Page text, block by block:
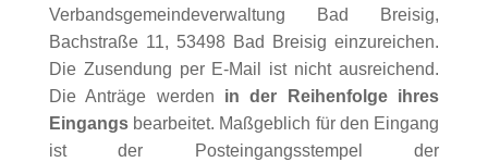
Verbandsgemeindeverwaltung Bad Breisig,
Bachstraße 11, 53498 Bad Breisig einzureichen.
Die Zusendung per E-Mail ist nicht ausreichend.
Die Anträge werden in der Reihenfolge ihres
Eingangsbearbeitet. Maßgeblich für den Eingang
ist der Posteingangsstempel der